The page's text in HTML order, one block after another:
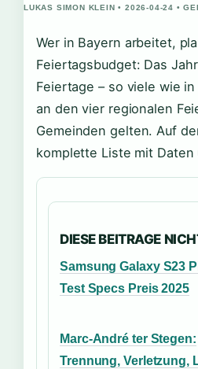
LUKAS SIMON KLEIN • 2026-04-24 •
Wer in Bayern arbeitet,
Feiertagsbudget: Das
Feiertage – so viele wie
an den vier regionalen
Gemeinden gelten. Auf
komplette Liste mit
DIESE BEITRAGE
Samsung Galaxy S23
Test Specs Preis 2025
Marc-André ter Stegen:
Trennung, Verletzung,